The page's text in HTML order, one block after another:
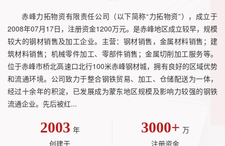
赤峰力拓物资有限责任公司（以下简称“力拓物资”），成立于
2008年07月17日，注册资金1200万元。是赤峰地区成立较早，规模
较大的钢材销售及加工企业。主营：钢材销售，金属材料销售；建
筑材料销售；机械零件加工、零部件销售；金属切削加工服务等。
位于赤峰市桥北高速口北行100米赤峰钢材城，拥有良好的区域优势
和流通环境。公司致力于整合钢铁贸易、加工、仓储配送为一体，
经过十余年的积淀，已发展成为蒙东地区规模及影响力较强的钢铁
流通企业。先后被红...
2003 年
创建于
3000+ 万
注册资金